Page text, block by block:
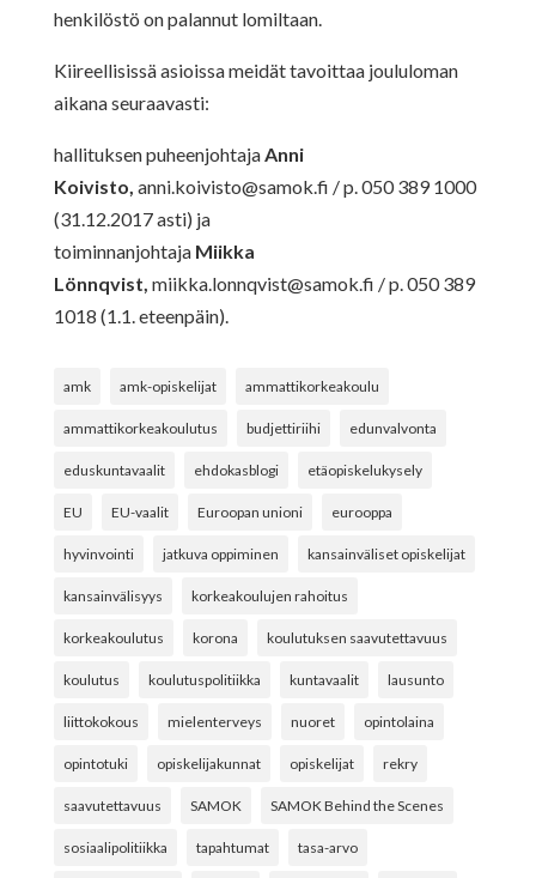
henkilöstö on palannut lomiltaan.
Kiireellisissä asioissa meidät tavoittaa joululoman
aikana seuraavasti:
hallituksen puheenjohtajaAnni
Koivisto, anni.koivisto@samok.fi / p. 050 389 1000
(31.12.2017 asti) ja
toiminnanjohtaja Miikka
Lönnqvist, miikka.lonnqvist@samok.fi / p. 050 389
1018 (1.1. eteenpäin).
amk amk-opiskelijat ammattikorkeakoulu
ammattikorkeakoulutus budjettiriihi edunvalvonta
eduskuntavaalit ehdokasblogi etäopiskelukysely
EU EU-vaalit Euroopan unioni eurooppa
hyvinvointi jatkuva oppiminen kansainväliset opiskelijat
kansainvälisyys korkeakoulujen rahoitus
korkeakoulutus korona koulutuksen saavutettavuus
koulutus koulutuspolitiikka kuntavaalit lausunto
liittokokous mielenterveys nuoret opintolaina
opintotuki opiskelijakunnat opiskelijat rekry
saavutettavuus SAMOK SAMOK Behind the Scenes
sosiaalipolitiikka tapahtumat tasa-arvo